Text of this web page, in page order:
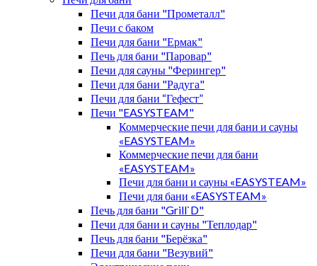
Печи для бани "Прометалл"
Печи с баком
Печи для бани "Ермак"
Печь для бани "Паровар"
Печи для сауны "Ферингер"
Печи для бани "Радуга"
Печи для бани “Гефест”
Печи "EASYSTEAM"
Коммерческие печи для бани и сауны
«EASYSTEAM»
Коммерческие печи для бани
«EASYSTEAM»
Печи для бани и сауны «EASYSTEAM»
Печи для бани «EASYSTEAM»
Печь для бани "Grill`D"
Печи для бани и сауны "Теплодар"
Печь для бани "Берёзка"
Печи для бани "Везувий"